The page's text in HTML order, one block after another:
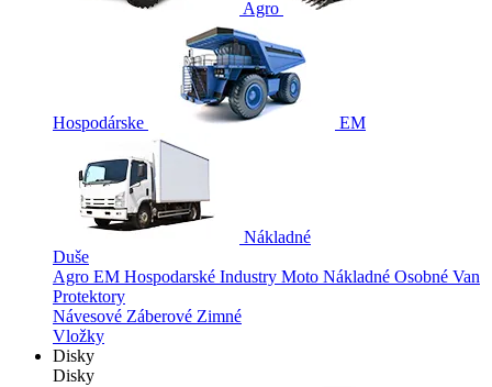
Agro
Hospodárske EM
Nákladné
Duše
Agro EM Hospodarské Industry Moto Nákladné Osobné Van
Protektory
Návesové Záberové Zimné
Vložky
Disky
Disky